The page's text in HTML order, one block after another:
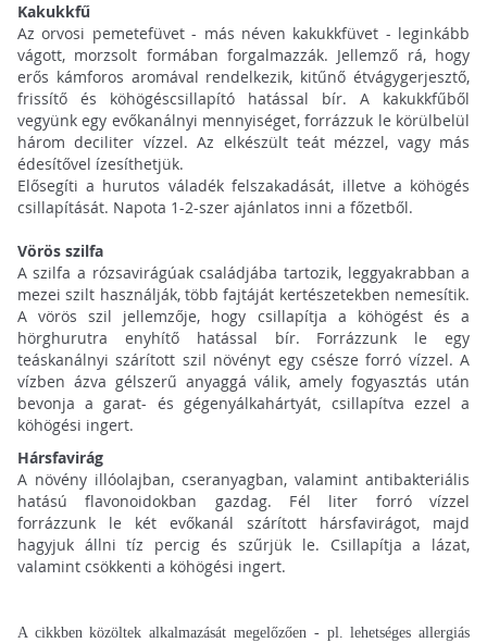
Kakukkfű
Az orvosi pemetefüvet - más néven kakukkfüvet - leginkább
vágott, morzsolt formában forgalmazzák. Jellemző rá, hogy
erős kámforos aromával rendelkezik, kitűnő étvágygerjesztő,
frissítő és köhögéscsillapító hatással bír. A kakukkfűből
vegyünk egy evőkanálnyi mennyiséget, forrázzuk le körülbelül
három deciliter vízzel. Az elkészült teát mézzel, vagy más
édesítővel ízesíthetjük.
Elősegíti a hurutos váladék felszakadását, illetve a köhögés
csillapítását. Napota 1-2-szer ajánlatos inni a főzetből.
Vörös szilfa
A szilfa a rózsavirágúak családjába tartozik, leggyakrabban a
mezei szilt használják, több fajtáját kertészetekben nemesítik.
A vörös szil jellemzője, hogy csillapítja a köhögést és a
hörghurutra enyhítő hatással bír. Forrázzunk le egy
teáskanálnyi szárított szil növényt egy csésze forró vízzel. A
vízben ázva gélszerű anyaggá válik, amely fogyasztás után
bevonja a garat- és gégenyálkahártyát, csillapítva ezzel a
köhögési ingert.
Hársfavirág
A növény illóolajban, cseranyagban, valamint antibakteriális
hatású flavonoidokban gazdag. Fél liter forró vízzel
forrázzunk le két evőkanál szárított hársfavirágot, majd
hagyjuk állni tíz percig és szűrjük le. Csillapítja a lázat,
valamint csökkenti a köhögési ingert.
A cikkben közöltek alkalmazását megelőzően - pl. lehetséges allergiás